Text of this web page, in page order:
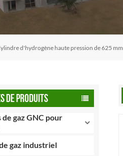
d'hydrogène haute pression de 625 mm
DE PRODUITS
gaz GNC pour
gaz industriel